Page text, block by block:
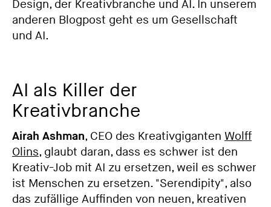
Design, der Kreativbranche und AI. In unserem
anderen Blogpost geht es um Gesellschaft
und AI.
AI als Killer der
Kreativbranche
Airah Ashman, CEO des Kreativgiganten Wolff
Olins, glaubt daran, dass es schwer ist den
Kreativ-Job mit AI zu ersetzen, weil es schwer
ist Menschen zu ersetzen. "Serendipity", also
das zufällige Auffinden von neuen, kreativen